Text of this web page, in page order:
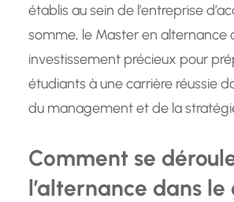
établis au sein de l’entreprise
somme, le Master en alternance
investissement précieux pour
étudiants à une carrière réussie
du management et de la
Comment se
l’alternance dans le